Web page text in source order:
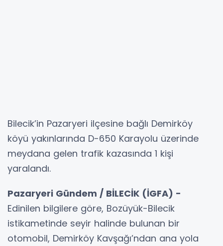
Bilecik’in Pazaryeri ilçesine bağlı Demirköy
köyü yakınlarında D-650 Karayolu üzerinde
meydana gelen trafik kazasında 1 kişi
yaralandı.
Pazaryeri Gündem / BİLECİK (İGFA) -
Edinilen bilgilere göre, Bozüyük-Bilecik
istikametinde seyir halinde bulunan bir
otomobil, Demirköy Kavşağı’ndan ana yola